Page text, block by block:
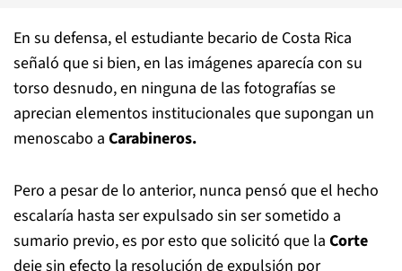
En su defensa, el estudiante becario de Costa Rica
señaló que si bien, en las imágenes aparecía con su
torso desnudo, en ninguna de las fotografías se
aprecian elementos institucionales que supongan un
menoscabo a Carabineros.
Pero a pesar de lo anterior, nunca pensó que el hecho
escalaría hasta ser expulsado sin ser sometido a
sumario previo, es por esto que solicitó que la Corte
deje sin efecto la resolución de expulsión por